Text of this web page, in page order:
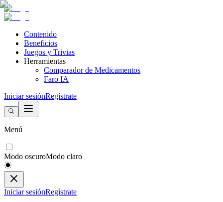
Contenido
Beneficios
Juegos y Trivias
Herramientas
Comparador de Medicamentos
Faro IA
Iniciar sesiónRegístrate
Menú
Modo oscuroModo claro
Iniciar sesiónRegístrate